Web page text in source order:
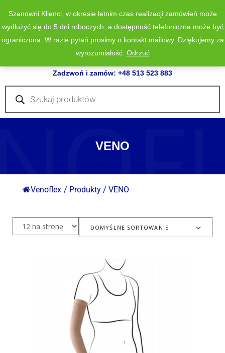
Zadzwoń i zamów: +48 513 523 883
Wyszukiwarka
produktów
VENO
Venoflex / Produkty / VENO
DOMYŚLNE SORTOWANIE
Szanowni Klienci, w okresie letnim czas realizacji zamówień może
wydłużyć się do 5 dni roboczych, a dostępność telefoniczna może być
ograniczona. W razie pytań prosimy o kontakt mailowy. Dziękujemy za
wyrozumiałość. Odrzuć